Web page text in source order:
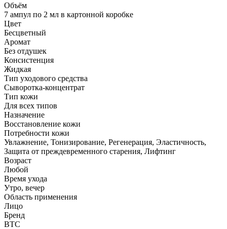
Объём
7 ампул по 2 мл в картонной коробке
Цвет
Бесцветный
Аромат
Без отдушек
Консистенция
Жидкая
Тип уходового средства
Сыворотка-концентрат
Тип кожи
Для всех типов
Назначение
Восстановление кожи
Потребности кожи
Увлажнение, Тонизирование, Регенерация, Эластичность,
Защита от преждевременного старения, Лифтинг
Возраст
Любой
Время ухода
Утро, вечер
Область применения
Лицо
Бренд
BTC